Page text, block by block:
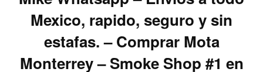
Mexico, rapido, seguro y sin
estafas. – Comprar Mota
Monterrey – Smoke Shop #1 en